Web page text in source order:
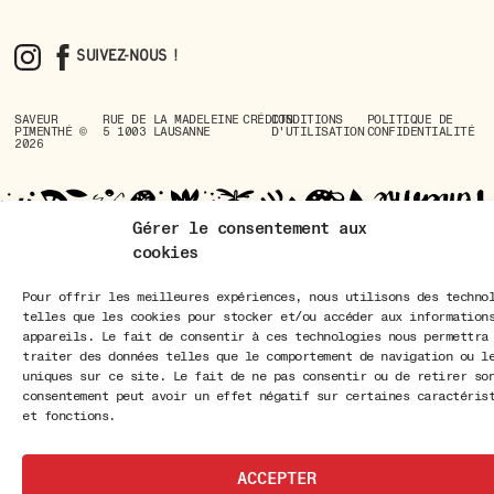
Gérer le consentement aux
cookies
Pour offrir les meilleures expériences, nous utilisons des
telles que les cookies pour stocker et/ou accéder aux
appareils. Le fait de consentir à ces technologies nous permettra
traiter des données telles que le comportement de navigation ou
uniques sur ce site. Le fait de ne pas consentir ou de retirer son
consentement peut avoir un effet négatif sur certaines
et fonctions.
ACCEPTER
Suivez-nous !
SAVEUR
PIMENTHÉ ©
2026
RUE DE LA MADELEINE
5 1003 LAUSANNE
CRÉDITSCONDITIONS
D'UTILISATION
POLITIQUE DE
CONFIDENTIALITÉ